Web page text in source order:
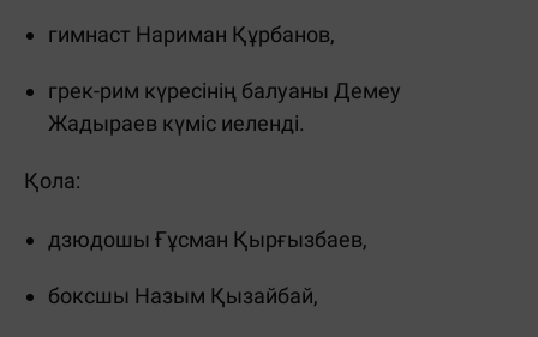
гимнаст Нариман Құрбанов,
грек-рим күресінің балуаны Демеу
Жадыраев күміс иеленді.
Қола:
дзюдошы Ғұсман Қырғызбаев,
боксшы Назым Қызайбай,